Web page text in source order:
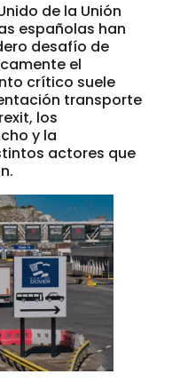
de la Unión
españolas han
desafío de
el
crítico suele
transporte
los
y la
actores que